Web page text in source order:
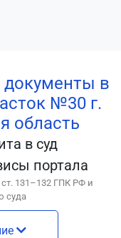
документы в
№30 г.
область
в суд
портала
131–132 ГПК РФ и
суда